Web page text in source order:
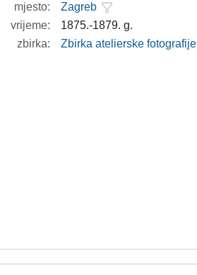
mjesto:
Zagreb
vrijeme:
1875.-1879. g.
zbirka:
Zbirka atelierske fotografije